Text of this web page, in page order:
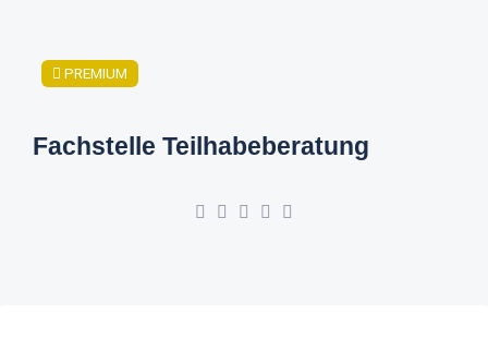
PREMIUM
Fachstelle Teilhabeberatung